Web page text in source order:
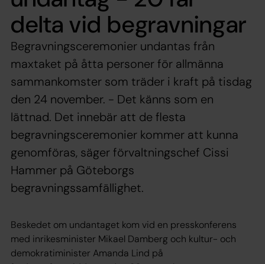
delta vid begravningar
Begravningsceremonier undantas från
maxtaket på åtta personer för allmänna
sammankomster som träder i kraft på tisdag
den 24 november. - Det känns som en
lättnad. Det innebär att de flesta
begravningsceremonier kommer att kunna
genomföras, säger förvaltningschef Cissi
Hammer på Göteborgs
begravningssamfällighet.
Beskedet om undantaget kom vid en presskonferens
med inrikesminister Mikael Damberg och kultur- och
demokratiminister Amanda Lind på